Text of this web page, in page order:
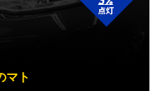
マト